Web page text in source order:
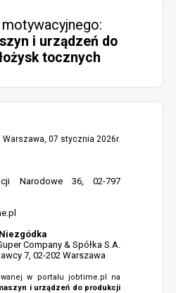
i urządzeń do
tocznych
Warszawa, 07 stycznia 2026r.
Narodowe 36, 02-797
Company & Spółka S.A.
7, 02-202 Warszawa
w portalu jobtime.pl na
i urządzeń do produkcji